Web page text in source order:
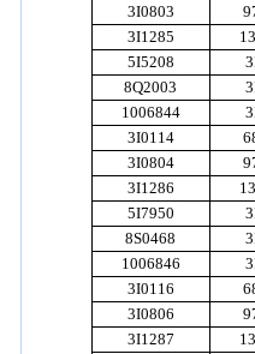
3I0803
3I1285
5I5208
8Q2003
1006844
3I0114
3I0804
3I1286
5I7950
8S0468
1006846
3I0116
3I0806
3I1287